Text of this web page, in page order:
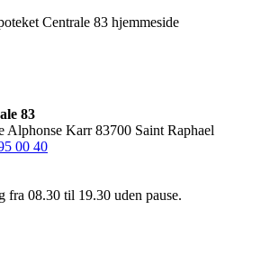
Centrale 83 hjemmeside
83
Alphonse Karr 83700 Saint Raphael
00 40
fra 08.30 til 19.30 uden pause.